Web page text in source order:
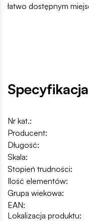
łatwo dostępnym
Specyfikacja
Nr kat.:
Producent:
Długość:
Skala:
Stopień trudności:
Ilość elementów:
Grupa wiekowa:
EAN:
Lokalizacja produktu: